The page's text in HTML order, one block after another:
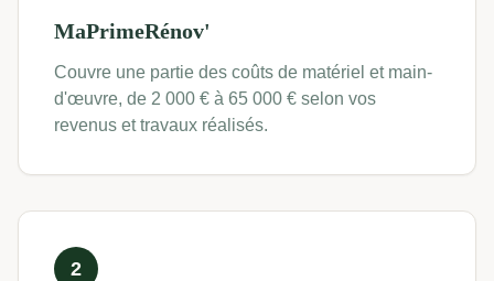
MaPrimeRénov'
Couvre une partie des coûts de matériel et main-
d'œuvre, de 2 000 € à 65 000 € selon vos
revenus et travaux réalisés.
2